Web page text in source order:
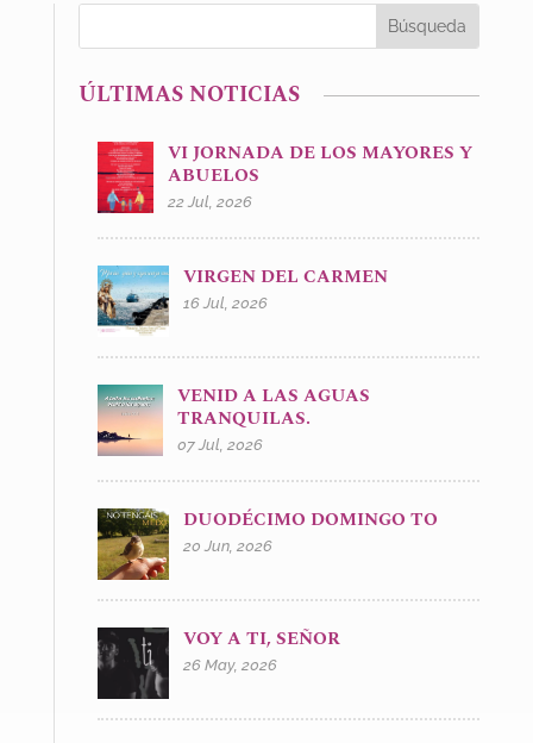
ÚLTIMAS NOTICIAS
VI JORNADA DE LOS MAYORES Y
ABUELOS
22 Jul, 2026
VIRGEN DEL CARMEN
16 Jul, 2026
VENID A LAS AGUAS
TRANQUILAS.
07 Jul, 2026
DUODÉCIMO DOMINGO TO
20 Jun, 2026
VOY A TI, SEÑOR
26 May, 2026